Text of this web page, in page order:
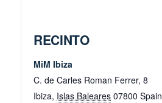
RECINTO
MiM Ibiza
C. de Carles Roman Ferrer, 8
Ibiza, Islas Baleares 07800 Spain